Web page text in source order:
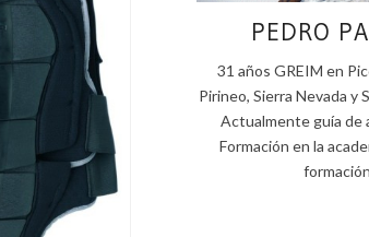
PEDRO
31 años GREIM en
Pirineo, Sierra Nevada y
Actualmente guía de
Formación en la